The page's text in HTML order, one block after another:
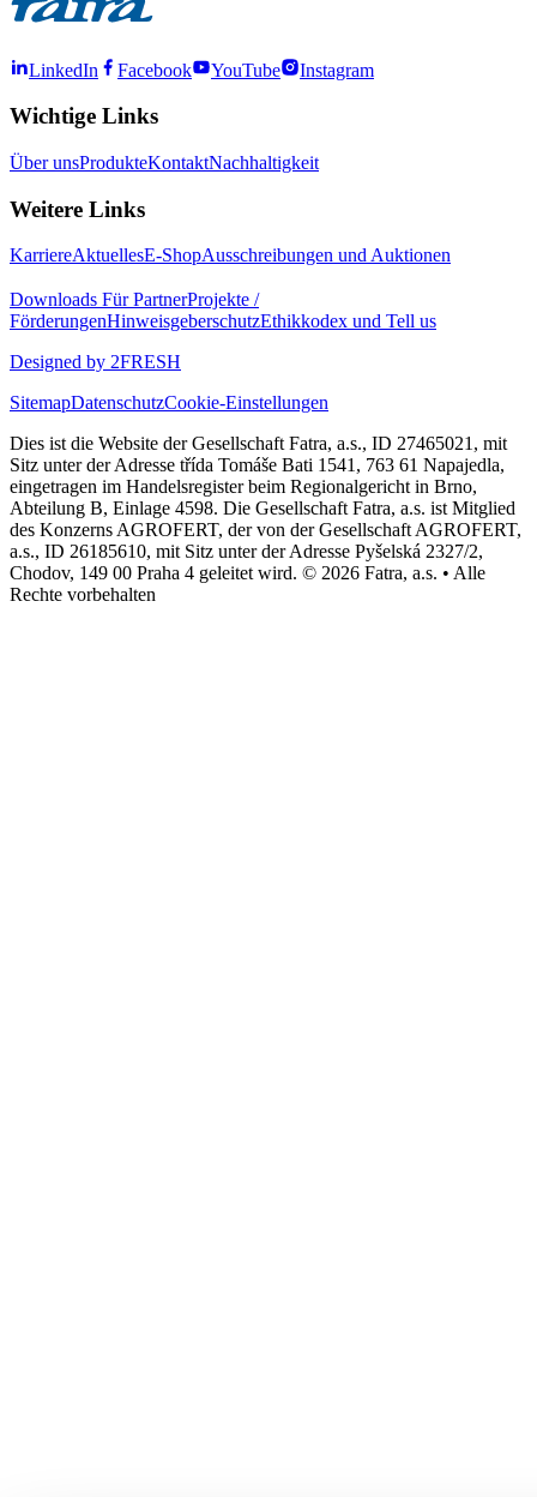
LinkedIn Facebook YouTube Instagram
Wichtige Links
Über unsProdukteKontaktNachhaltigkeit
Weitere Links
KarriereAktuellesE-ShopAusschreibungen und Auktionen
Downloads Für PartnerProjekte /
FörderungenHinweisgeberschutzEthikkodex und Tell us
Designed by 2FRESH
SitemapDatenschutzCookie-Einstellungen
Dies ist die Website der Gesellschaft Fatra, a.s., ID 27465021, mit
Sitz unter der Adresse třída Tomáše Bati 1541, 763 61 Napajedla,
eingetragen im Handelsregister beim Regionalgericht in Brno,
Abteilung B, Einlage 4598. Die Gesellschaft Fatra, a.s. ist Mitglied
des Konzerns AGROFERT, der von der Gesellschaft AGROFERT,
a.s., ID 26185610, mit Sitz unter der Adresse Pyšelská 2327/2,
Chodov, 149 00 Praha 4 geleitet wird. © 2026 Fatra, a.s. • Alle
Rechte vorbehalten